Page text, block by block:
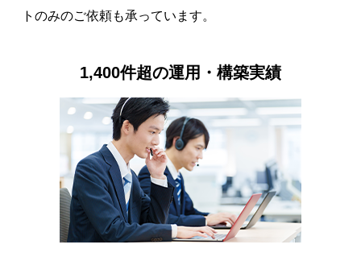
トのみのご依頼も承っています。
1,400件超の運用・構築実績